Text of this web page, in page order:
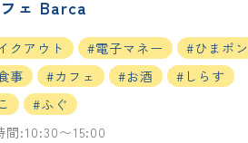
ェ Barca
クアウト #電子マネー
#ひまポン
事
#カフェ #お酒
#しらす
#ふぐ
間:10:30〜15:00